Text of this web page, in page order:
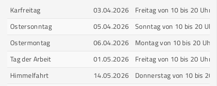
Karfreitag 03.04.2026
Freitag von 10 bis 20 Uhr
Ostersonntag
05.04.2026 Sonntag von 10 bis 20 Uhr
Ostermontag
06.04.2026
Montag von 10 bis 20 Uhr
Tag der Arbeit
01.05.2026
Freitag von 10 bis 20 Uhr
Himmelfahrt
14.05.2026
Donnerstag von 10 bis 20